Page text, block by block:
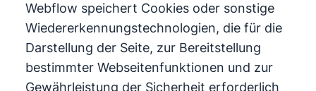
Webflow speichert Cookies oder sonstige
Wiedererkennungstechnologien, die für die
Darstellung der Seite, zur Bereitstellung
bestimmter Webseitenfunktionen und zur
Gewährleistung der Sicherheit erforderlich